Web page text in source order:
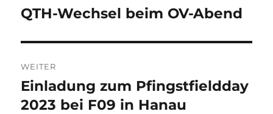
Vorheriger
QTH-Wechsel beim OV-Abend
WEITER
Nächster
Beitrag:
Einladung zum Pfingstfieldday
2023 bei F09 in Hanau